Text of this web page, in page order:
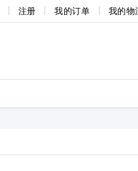
注册 我的订单 我的物